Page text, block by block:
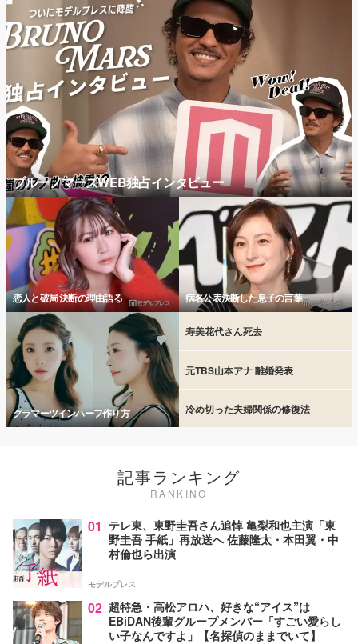
ブルーノマーズWEB独占インタビュー
恋人と破局 決断の理由語る 病名公表決断した息子の言葉
グラマーツインハーフ作り方
寿美花代さん死去
元TBS山本アナ 離婚発表
冷め切った夫婦関係の修復法
記事ランキング
RANKING
01 テレ東、東野圭吾さん追悼 亀梨和也主演「東
野圭吾 手紙」再放送へ 佐藤隆太・本田翼・中
村倫也ら出演
モデルプレス
02 超特急・高松アロハ、好きな“アイス”は
EBiDAN後輩グループメンバー「すごい愛らし
い子なんですよ」【名探偵のままでいて】